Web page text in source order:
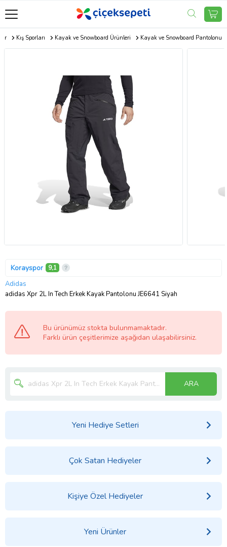
Kış Sporları Kayak ve Snowboard Ürünleri Kayak ve Snowboard Pantolonu
Korayspor 9,1
Adidas
adidas Xpr 2L In Tech Erkek Kayak Pantolonu JE6641 Siyah
Bu ürünümüz stokta bulunmamaktadır.
Farklı ürün çeşitlerimize aşağıdan ulaşabilirsiniz.
ARA
Yeni Hediye Setleri
Çok Satan Hediyeler
Kişiye Özel Hediyeler
Yeni Ürünler